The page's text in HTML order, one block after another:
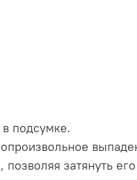
подсумке.
затянуть